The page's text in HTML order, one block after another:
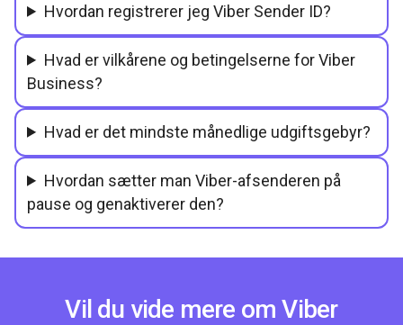
Hvordan registrerer jeg Viber Sender ID?
Hvad er vilkårene og betingelserne for Viber
Business?
Hvad er det mindste månedlige udgiftsgebyr?
Hvordan sætter man Viber-afsenderen på
pause og genaktiverer den?
Vil du vide mere om Viber